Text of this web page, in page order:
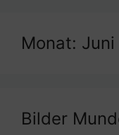
Monat: Juni
Bilder